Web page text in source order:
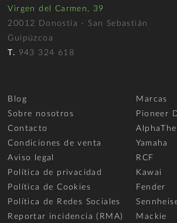
Virgen del Carmen, 39
20012 Donostia - San Sebastián
Guipúzcoa
T. 943 324 618
Blog
Sobre nosotros
Contacto
Condiciones de venta
Aviso legal
Política de privacidad
Política de Cookies
Política de Redes Sociales
Reportar incidencia (RMA)
Marcas
Pioneer
Yamaha
RCF
Kawai
Fender
Mackie